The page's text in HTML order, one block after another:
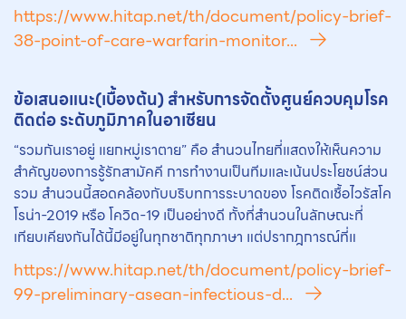
https://www.hitap.net/th/document/policy-brief-
38-point-of-care-warfarin-monitor...
ข้อเสนอแนะ(เบื้องต้น) สำหรับการจัดตั้งศูนย์ควบคุมโรค
ติดต่อ ระดับภูมิภาคในอาเซียน
“รวมกันเราอยู่ แยกหมู่เราตาย” คือ สำนวนไทยที่แสดงให้เห็นความ
สำคัญของการรู้รักสามัคคี การทำงานเป็นทีมและเน้นประโยชน์ส่วน
รวม สำนวนนี้สอดคล้องกับบริบทการระบาดของ โรคติดเชื้อไวรัสโค
โรน่า-2019 หรือ โควิด-19 เป็นอย่างดี ทั้งที่สำนวนในลักษณะที่
เทียบเคียงกันได้นี้มีอยู่ในทุกชาติทุกภาษา แต่ปรากฎการณ์ที่แ
https://www.hitap.net/th/document/policy-brief-
99-preliminary-asean-infectious-d...